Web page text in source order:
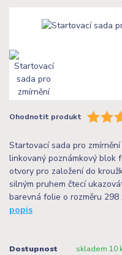
Ohodnotit produkt
Startovací sada pro
linkovaný poznámkový blok
otvory pro založení do
silným pruhem čtecí
barevná folie o rozměru 298
popis
Dostupnost skladem 10